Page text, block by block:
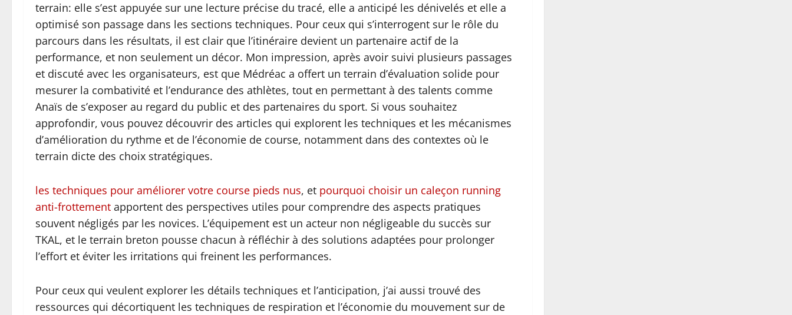
terrain: elle s’est appuyée sur une lecture précise du tracé, elle a anticipé les dénivelés et elle a
optimisé son passage dans les sections techniques. Pour ceux qui s’interrogent sur le rôle du
parcours dans les résultats, il est clair que l’itinéraire devient un partenaire actif de la
performance, et non seulement un décor. Mon impression, après avoir suivi plusieurs passages
et discuté avec les organisateurs, est que Médréac a offert un terrain d’évaluation solide pour
mesurer la combativité et l’endurance des athlètes, tout en permettant à des talents comme
Anaïs de s’exposer au regard du public et des partenaires du sport. Si vous souhaitez
approfondir, vous pouvez découvrir des articles qui explorent les techniques et les mécanismes
d’amélioration du rythme et de l’économie de course, notamment dans des contextes où le
terrain dicte des choix stratégiques.
les techniques pour améliorer votre course pieds nus, et pourquoi choisir un caleçon running
anti-frottement apportent des perspectives utiles pour comprendre des aspects pratiques
souvent négligés par les novices. L’équipement est un acteur non négligeable du succès sur
TKAL, et le terrain breton pousse chacun à réfléchir à des solutions adaptées pour prolonger
l’effort et éviter les irritations qui freinent les performances.
Pour ceux qui veulent explorer les détails techniques et l’anticipation, j’ai aussi trouvé des
ressources qui décortiquent les techniques de respiration et l’économie du mouvement sur de